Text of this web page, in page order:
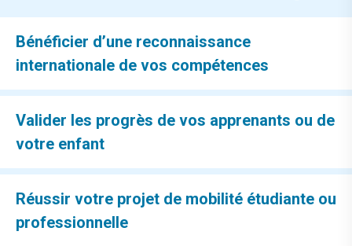
Bénéficier d’une reconnaissance
internationale de vos compétences
Valider les progrès de vos apprenants ou de
votre enfant
Réussir votre projet de mobilité étudiante ou
professionnelle